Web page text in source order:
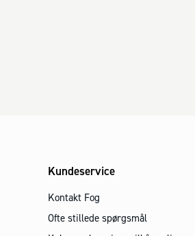
Kundeservice
Kontakt Fog
Ofte stillede spørgsmål